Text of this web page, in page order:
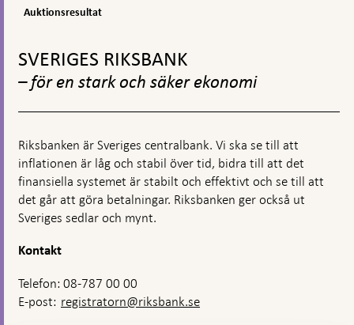
Auktionsresultat
toppnavigation
SVERIGES RIKSBANK
– för en stark och säker ekonomi
Riksbanken är Sveriges centralbank. Vi ska se till att
inflationen är låg och stabil över tid, bidra till att det
finansiella systemet är stabilt och effektivt och se till att
det går att göra betalningar. Riksbanken ger också ut
Sveriges sedlar och mynt.
Kontakt
Telefon: 08-787 00 00
E-post: registratorn@riksbank.se